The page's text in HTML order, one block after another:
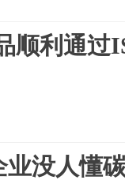
顺利通过
业没人懂